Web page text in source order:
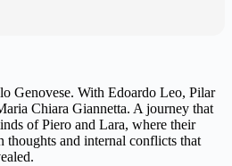
Genovese. With Edoardo Leo, Pilar
Chiara Giannetta. A journey that
of Piero and Lara, where their
thoughts and internal conflicts that